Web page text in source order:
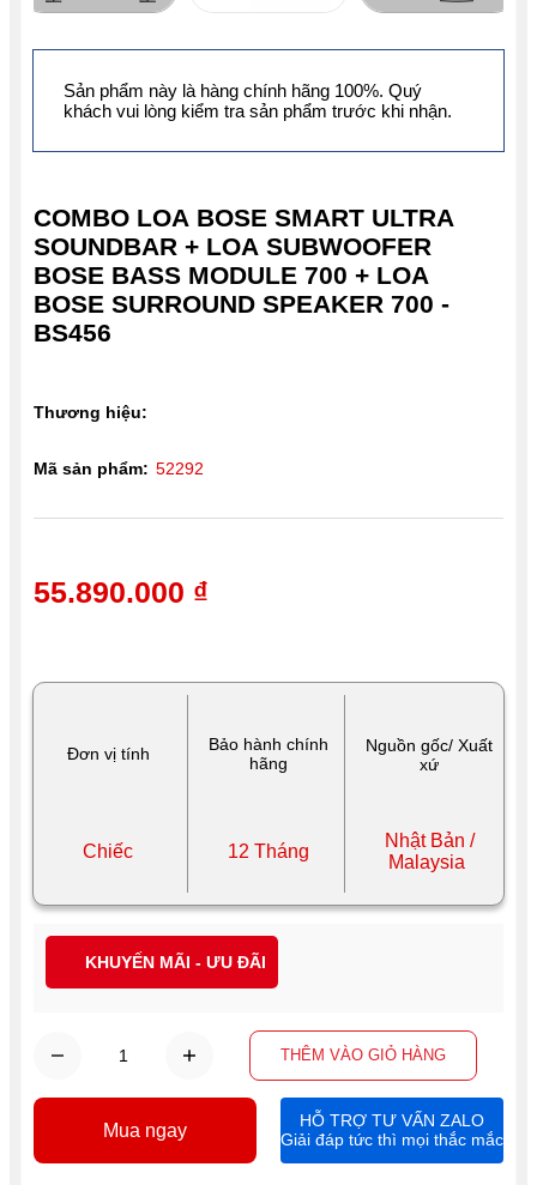
Đơn vị tính
Bảo hành chính
hãng
Nguồn gốc/ Xuất
xứ
Chiếc 12 Tháng
Nhật Bản /
Malaysia
COMBO LOA BOSE SMART ULTRA
SOUNDBAR + LOA SUBWOOFER
BOSE BASS MODULE 700 + LOA
BOSE SURROUND SPEAKER 700 -
BS456
THÊM VÀO GIỎ HÀNG
55.890.000 ₫
Thương hiệu:
Mã sản phẩm: 52292
Mua ngay
HỖ TRỢ TƯ VẤN ZALO
Giải đáp tức thì mọi thắc mắc
KHUYẾN MÃI - ƯU ĐÃI
Sản phẩm này là hàng chính hãng 100%. Quý
khách vui lòng kiểm tra sản phẩm trước khi nhận.